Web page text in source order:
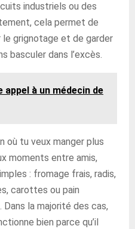
industriels ou des
cela permet de
le grignotage et de garder
basculer dans l’excès.
appel à un médecin de
où tu veux manger plus
moments entre amis,
: fromage frais, radis,
carottes ou pain
la majorité des cas,
bien parce qu’il